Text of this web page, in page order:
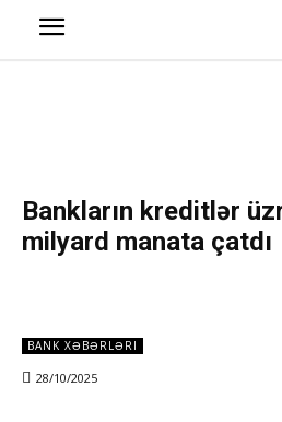
Bankların kreditlər
milyard manata çatdı
BANK XƏBƏRLƏRI
28/10/2025